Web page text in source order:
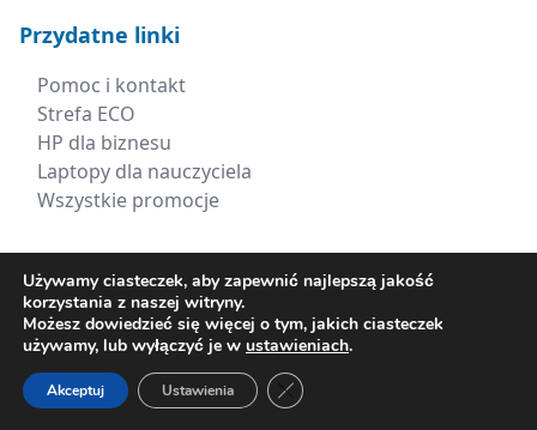
Przydatne linki
Pomoc i kontakt
Strefa ECO
HP dla biznesu
Laptopy dla nauczyciela
Wszystkie promocje
Kontakt
+48 660 538 617
sklep@xerima.com.pl
Używamy ciasteczek, aby zapewnić najlepszą jakość
korzystania z naszej witryny.
Możesz dowiedzieć się więcej o tym, jakich ciasteczek
używamy, lub wyłączyć je w ustawieniach.
Akceptuj Ustawienia Zamknij panel powiadomień o